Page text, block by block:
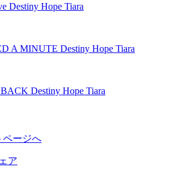
Destiny Hope Tiara
A MINUTE Destiny Hope Tiara
Destiny Hope Tiara
ページへ
ア